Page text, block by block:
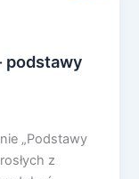
podstawy
„Podstawy
z